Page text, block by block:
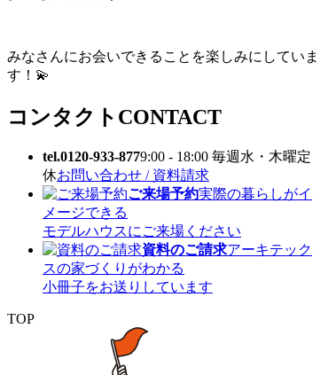
みなさんにお会いできることを楽しみにしていま
す！💫
コンタクト CONTACT
tel.0120-933-8779:00 - 18:00 毎週水・木曜定
休お問い合わせ / 資料請求
ご来場予約実際の暮らしがイ
メージできる
モデルハウスにご来場ください
資料のご請求アーキテック
スの家づくりがわかる
小冊子をお送りしています
TOP